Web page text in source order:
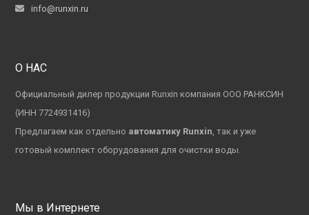
info@runxin.ru
О НАС
Официальный дилер продукции Runxin компания ООО РАНКСИН
(ИНН 7724931416)
Предлагаем как отдельно автоматику Runxin , так и уже
готовый комплект оборудования для очистки воды.
Мы в Интернете